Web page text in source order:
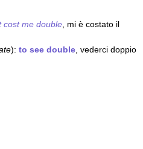
cost me double , mi è costato il
): to see double , vederci doppio